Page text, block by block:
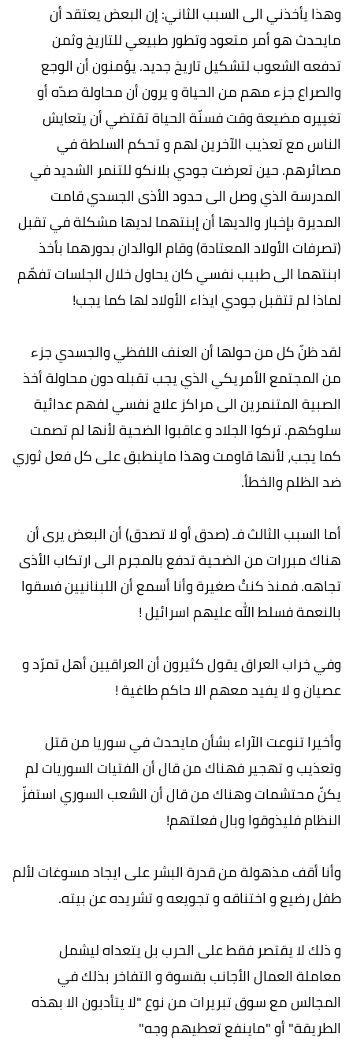
وهذا يأخذني الى السبب الثاني: إن البعض يعتقد أن
مايحدث هو أمر متعود وتطور طبيعي للتاريخ وثمن
تدفعه الشعوب لتشكيل تاريخ جديد. يؤمنون أن الوجع
والصراع جزء مهم من الحياة و يرون أن محاولة صدّه أو
تغييره مضيعة وقت فسنّة الحياة تقتضي أن يتعايش
الناس مع تعذيب الآخرين لهم و تحكم السلطة في
مصائرهم. حين تعرضت جودي بلانكو للتنمر الشديد في
المدرسة الذي وصل الى حدود الأذى الجسدي قامت
المديرة بإخبار والديها أن إبنتهما لديها مشكلة في تقبل
(تصرفات الأولاد المعتادة) وقام الوالدان بدورهما بأخذ
ابنتهما الى طبيب نفسي كان يحاول خلال الجلسات تفهّم
لماذا لم تتقبل جودي ايذاء الأولاد لها كما يجب!
لقد ظنّ كل من حولها أن العنف اللفظي والجسدي جزء
من المجتمع الأمريكي الذي يجب تقبله دون محاولة أخذ
الصبية المتنمرين الى مراكز علاج نفسي لفهم عدائية
سلوكهم. تركوا الجلاد و عاقبوا الضحية لأنها لم تصمت
كما يجب، لأنها قاومت وهذا ماينطبق على كل فعل ثوري
ضد الظلم والخطأ.
أما السبب الثالث فـ (صدق أو لا تصدق) أن البعض يرى أن
هناك مبررات من الضحية تدفع بالمجرم الى ارتكاب الأذى
تجاهه. فمنذ كنتُ صغيرة وأنا أسمع أن اللبنانيين فسقوا
بالنعمة فسلط الله عليهم اسرائيل !
وفي خراب العراق يقول كثيرون أن العراقيين أهل تمرّد و
عصيان و لا يفيد معهم الا حاكم طاغية !
وأخيرا تنوعت الآراء بشأن مايحدث في سوريا من قتل
وتعذيب و تهجير فهناك من قال أن الفتيات السوريات لم
يكنّ محتشمات وهناك من قال أن الشعب السوري استفزّ
النظام فليذوقوا وبال فعلتهم!
وأنا أقف مذهولة من قدرة البشر على ايجاد مسوغات لألم
طفل رضيع و اختناقه و تجويعه و تشريده عن بيته.
و ذلك لا يقتصر فقط على الحرب بل يتعداه ليشمل
معاملة العمال الأجانب بقسوة و التفاخر بذلك في
المجالس مع سوق تبريرات من نوع "لا يتأدبون الا بهذه
الطريقة" أو "ماينفع تعطيهم وجه"